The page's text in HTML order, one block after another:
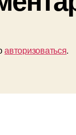
авторизоваться.